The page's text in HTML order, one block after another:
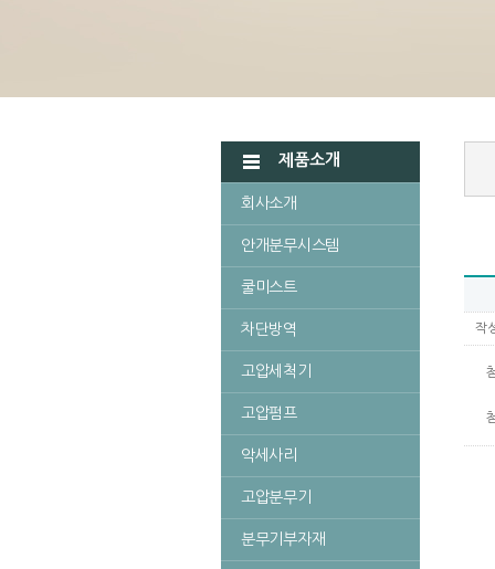
제품소개
회사소개
안개분무시스템
쿨미스트
차단방역
고압세척기
고압펌프
악세사리
고압분무기
분무기부자재
작